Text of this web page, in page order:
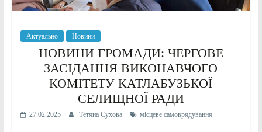
Актуально Новини
НОВИНИ ГРОМАДИ: ЧЕРГОВЕ
ЗАСІДАННЯ ВИКОНАВЧОГО
КОМІТЕТУ КАТЛАБУЗЬКОЇ
СЕЛИЩНОЇ РАДИ
27.02.2025 Тетяна Сухова місцеве самоврядування